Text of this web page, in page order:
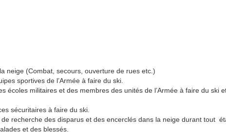
neige (Combat, secours, ouverture de rues etc.)
sportives de l’Armée à faire du ski.
écoles militaires et des membres des unités de l’Armée à faire du ski
sécuritaires à faire du ski.
recherche des disparus et des encerclés dans la neige durant tout
et des blessés.